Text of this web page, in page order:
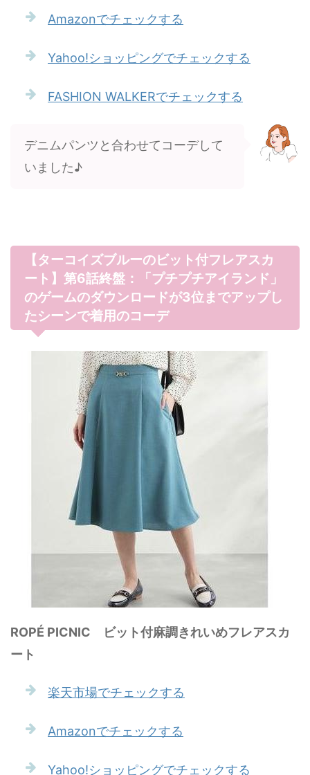
Amazonでチェックする
Yahoo!ショッピングでチェックする
FASHION WALKERでチェックする
デニムパンツと合わせてコーデして
いました♪
【ターコイズブルーのビット付フレアスカ
ート】第6話終盤：「プチプチアイランド」
のゲームのダウンロードが3位までアップし
たシーンで着用のコーデ
ROPÉ PICNIC ビット付麻調きれいめフレアスカ
ート
楽天市場でチェックする
Amazonでチェックする
Yahoo!ショッピングでチェックする